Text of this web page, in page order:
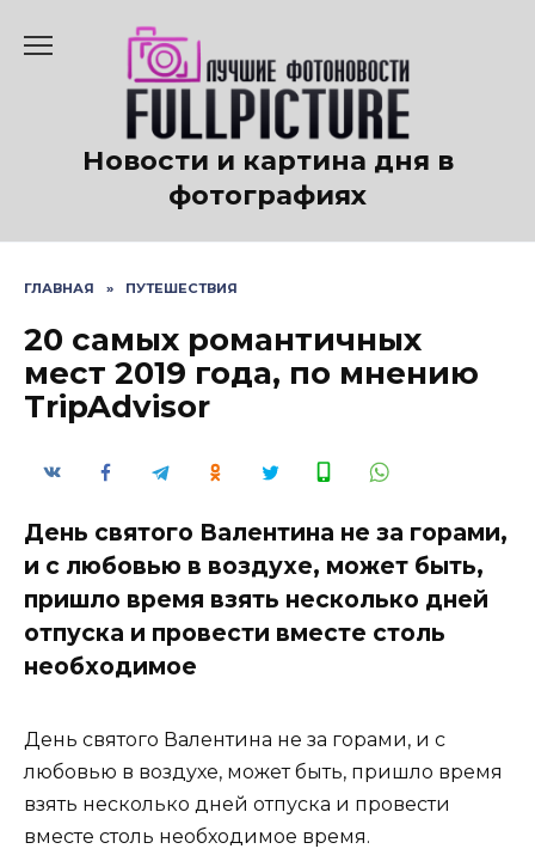
содержанию
Новости и картина дня в
фотографиях
ГЛАВНАЯ » ПУТЕШЕСТВИЯ
20 самых романтичных
мест 2019 года, по мнению
TripAdvisor
День святого Валентина не за горами,
и с любовью в воздухе, может быть,
пришло время взять несколько дней
отпуска и провести вместе столь
необходимое
День святого Валентина не за горами, и с
любовью в воздухе, может быть, пришло время
взять несколько дней отпуска и провести
вместе столь необходимое время.